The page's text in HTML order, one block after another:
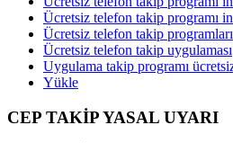
Ücretsiz telefon takip programı
Ücretsiz telefon takip programları
Ücretsiz telefon takip uygulaması
Uygulama takip programı
Yükle
CEP TAKİP YASAL UYARI